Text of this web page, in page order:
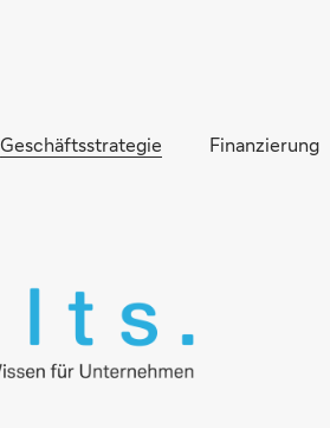
Geschäftsstrategie Finanzierung